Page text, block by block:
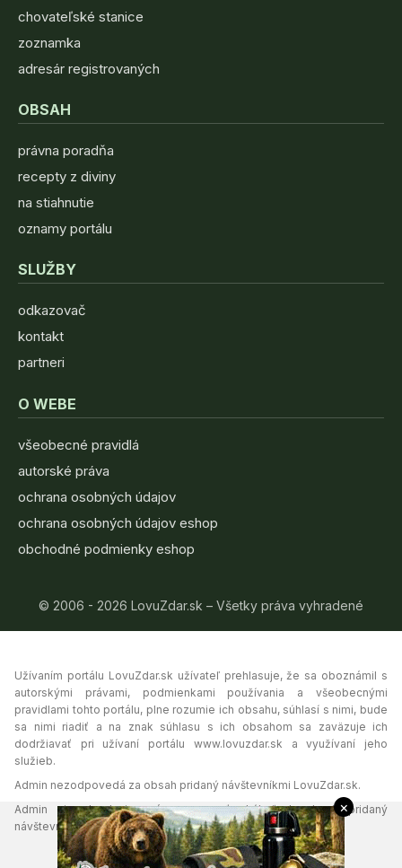
chovateľské stanice
zoznamka
adresár registrovaných
OBSAH
právna poradňa
recepty z diviny
na stiahnutie
oznamy portálu
SLUŽBY
odkazovač
kontakt
partneri
O WEBE
všeobecné pravidlá
autorské práva
ochrana osobných údajov
ochrana osobných údajov eshop
obchodné podmienky eshop
© 2006 - 2026 LovuZdar.sk – Všetky práva vyhradené
Užívaním portálu LovuZdar.sk užívateľ prehlasuje, že sa oboznámil s
autorskými právami, podmienkami používania a všeobecnými
pravidlami tohto portálu, plne rozumie ich obsahu, súhlasí s nimi, bude
sa nimi riadiť a na znak súhlasu s ich obsahom sa zaväzuje ich
dodržiavať pri užívaní portálu www.lovuzdar.sk a využívaní jeho
služieb.
Admin nezodpovedá za obsah pridaný návštevníkmi LovuZdar.sk.
Admin si vyhradzuje právo vymazať akýkoľvek obsah pridaný
návštevníkmi portálu, ak tak uzná za vhodné.
×